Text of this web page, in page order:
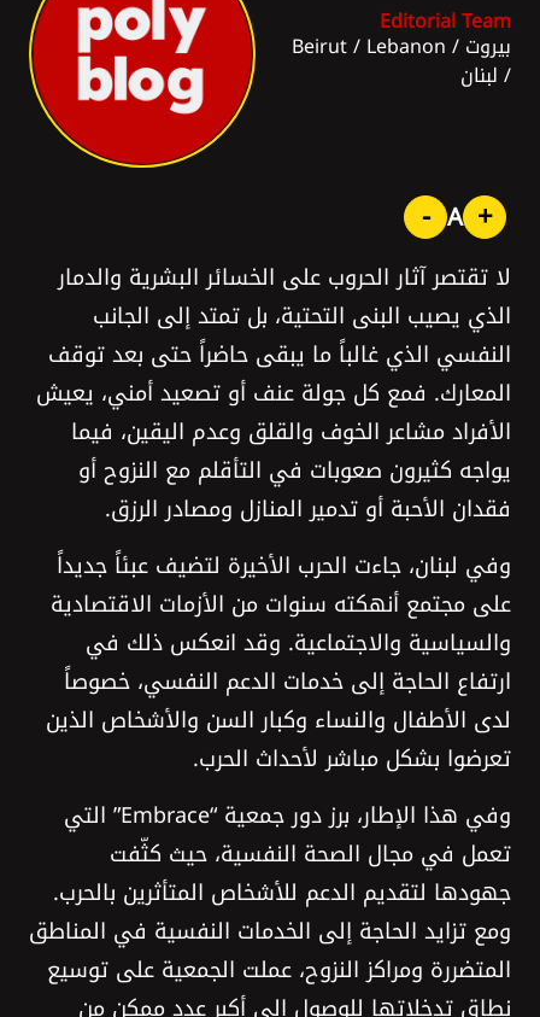
Editorial Team
Beirut/Lebanon/بيروت
/لبنان
- A +
لا تقتصر آثار الحروب على الخسائر البشرية والدمار
الذي يصيب البنى التحتية، بل تمتد إلى الجانب
النفسي الذي غالباً ما يبقى حاضراً حتى بعد توقف
المعارك. فمع كل جولة عنف أو تصعيد أمني، يعيش
الأفراد مشاعر الخوف والقلق وعدم اليقين، فيما
يواجه كثيرون صعوبات في التأقلم مع النزوح أو
فقدان الأحبة أو تدمير المنازل ومصادر الرزق.
وفي لبنان، جاءت الحرب الأخيرة لتضيف عبئاً جديداً
على مجتمع أنهكته سنوات من الأزمات الاقتصادية
والسياسية والاجتماعية. وقد انعكس ذلك في
ارتفاع الحاجة إلى خدمات الدعم النفسي، خصوصاً
لدى الأطفال والنساء وكبار السن والأشخاص الذين
تعرضوا بشكل مباشر لأحداث الحرب.
وفي هذا الإطار، برز دور جمعية “Embrace” التي
تعمل في مجال الصحة النفسية، حيث كثّفت
جهودها لتقديم الدعم للأشخاص المتأثرين بالحرب.
ومع تزايد الحاجة إلى الخدمات النفسية في المناطق
المتضررة ومراكز النزوح، عملت الجمعية على توسيع
نطاق تدخلاتها للوصول إلى أكبر عدد ممكن من